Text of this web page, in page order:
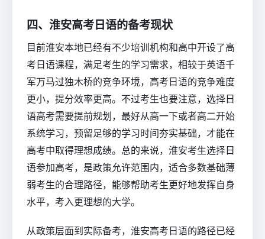
四、淮安高考日语的备考现状
目前淮安本地已经有不少培训机构和高中开设了高
考日语课程，满足考生的学习需求，相较于英语千
军万马过独木桥的竞争环境，高考日语的竞争难度
更小，提分效率更高。不过考生也要注意，选择日
语高考需要提前规划，最好从高一下或者高二开始
系统学习，预留足够的学习时间夯实基础，才能在
高考中取得理想成绩。总的来说，淮安考生选择日
语参加高考，是政策允许范围内，适合多数基础薄
弱考生的合理路径，能够帮助考生更好地发挥自身
水平，考入更理想的大学。
从政策层面到实际备考，淮安高考日语的路径已经